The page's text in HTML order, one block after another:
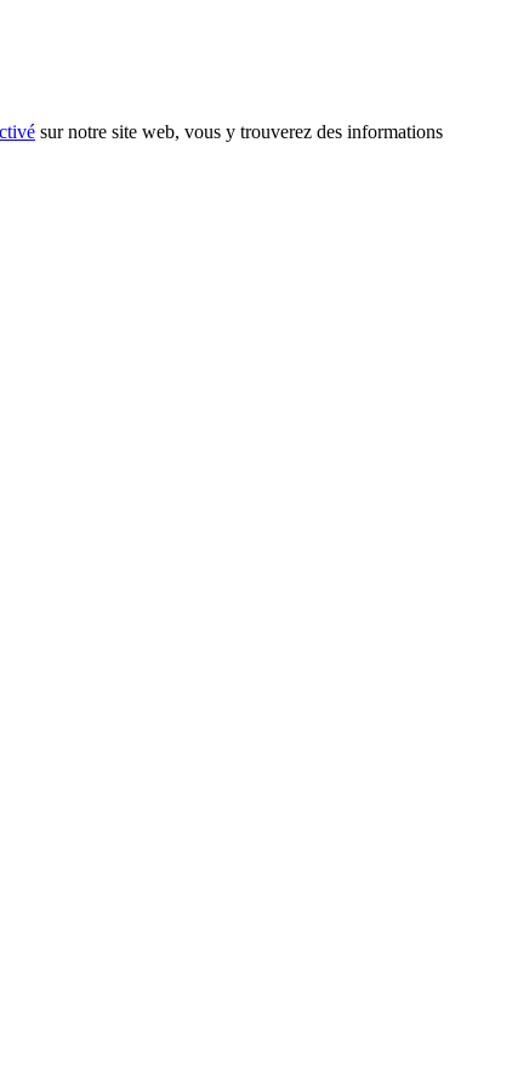
sur notre site web, vous y trouverez des informations